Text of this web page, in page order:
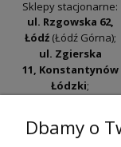
Sklepy stacjonarne:
ul. Rzgowska 62,
Łódź(Łódź Górna);
ul. Zgierska
11, Konstantynów
Łódzki;
Widzew).
Dbamy o